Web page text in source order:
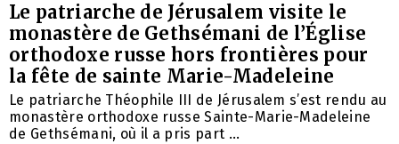
Le patriarche de Jérusalem visite le
monastère de Gethsémani de l’Église
orthodoxe russe hors frontières pour
la fête de sainte Marie-Madeleine
Le patriarche Théophile III de Jérusalem s’est rendu au
monastère orthodoxe russe Sainte-Marie-Madeleine
de Gethsémani, où il a pris part ...